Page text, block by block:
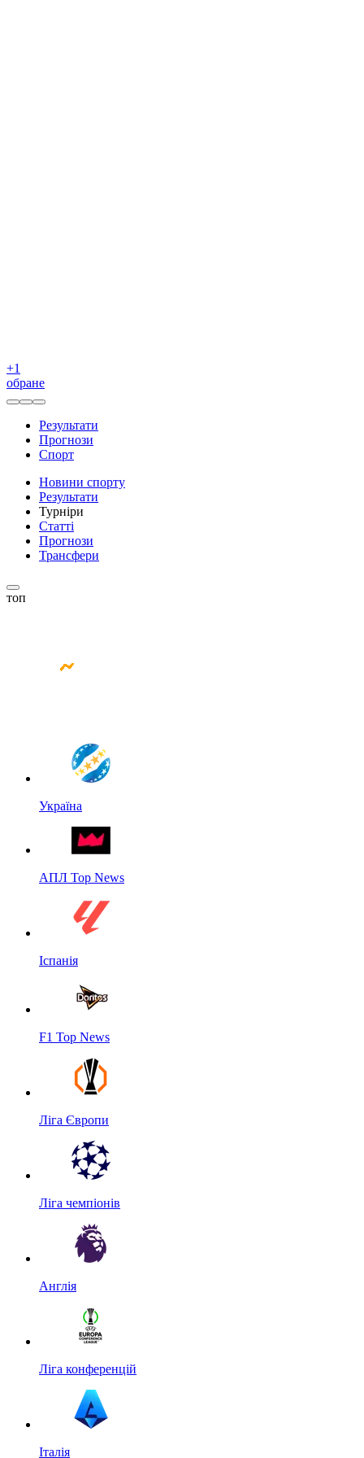
+1
обране
Результати
Прогнози
Спорт
Новини спорту
Результати
Турніри
Статті
Прогнози
Трансфери
топ
Україна
АПЛ Top News
Іспанія
F1 Top News
Ліга Європи
Ліга чемпіонів
Англія
Ліга конференцій
Італія